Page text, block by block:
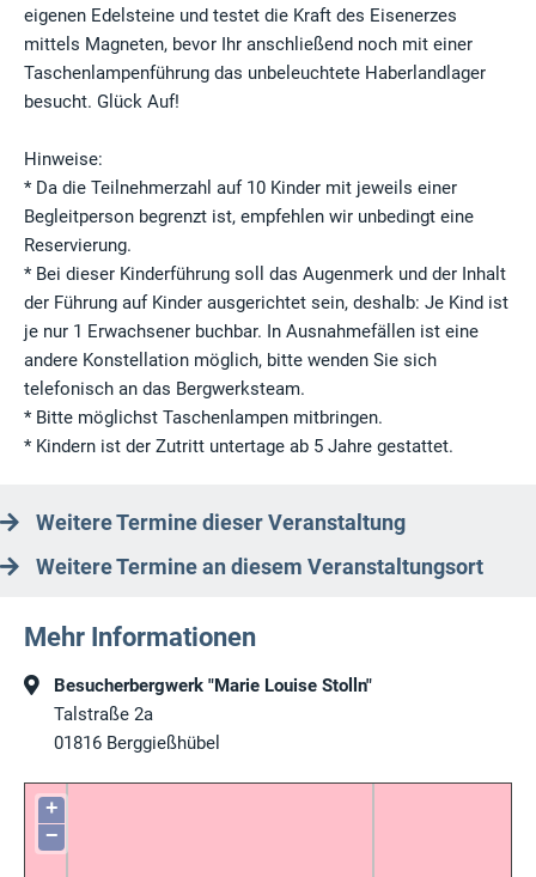
eigenen Edelsteine und testet die Kraft des Eisenerzes
mittels Magneten, bevor Ihr anschließend noch mit einer
Taschenlampenführung das unbeleuchtete Haberlandlager
besucht. Glück Auf!
Hinweise:
* Da die Teilnehmerzahl auf 10 Kinder mit jeweils einer
Begleitperson begrenzt ist, empfehlen wir unbedingt eine
Reservierung.
* Bei dieser Kinderführung soll das Augenmerk und der Inhalt
der Führung auf Kinder ausgerichtet sein, deshalb: Je Kind ist
je nur 1 Erwachsener buchbar. In Ausnahmefällen ist eine
andere Konstellation möglich, bitte wenden Sie sich
telefonisch an das Bergwerksteam.
* Bitte möglichst Taschenlampen mitbringen.
* Kindern ist der Zutritt untertage ab 5 Jahre gestattet.
Weitere Termine dieser Veranstaltung
Weitere Termine an diesem Veranstaltungsort
Mehr Informationen
Besucherbergwerk "Marie Louise Stolln"
Talstraße 2a
01816 Berggießhübel
+
−